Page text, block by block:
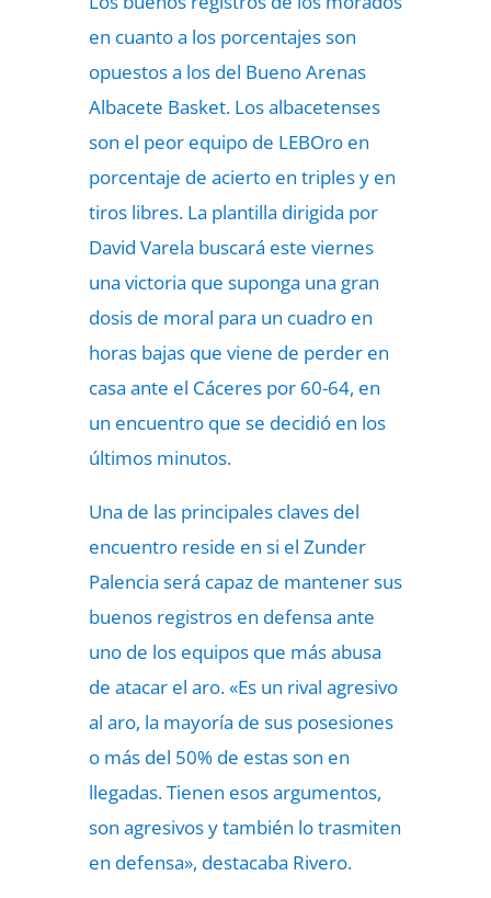
en cuanto a los porcentajes son
opuestos a los del Bueno Arenas
Albacete Basket. Los albacetenses
son el peor equipo de LEBOro en
porcentaje de acierto en triples y en
tiros libres. La plantilla dirigida por
David Varela buscará este viernes
una victoria que suponga una gran
dosis de moral para un cuadro en
horas bajas que viene de perder en
casa ante el Cáceres por 60-64, en
un encuentro que se decidió en los
últimos minutos.
Una de las principales claves del
encuentro reside en si el Zunder
Palencia será capaz de mantener sus
buenos registros en defensa ante
uno de los equipos que más abusa
de atacar el aro. «Es un rival agresivo
al aro, la mayoría de sus posesiones
o más del 50% de estas son en
llegadas. Tienen esos argumentos,
son agresivos y también lo trasmiten
en defensa», destacaba Rivero.